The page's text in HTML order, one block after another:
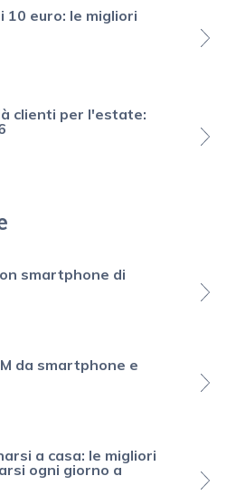
euro: le migliori
clienti per l'estate:
smartphone di
da smartphone e
a casa: le migliori
ogni giorno a